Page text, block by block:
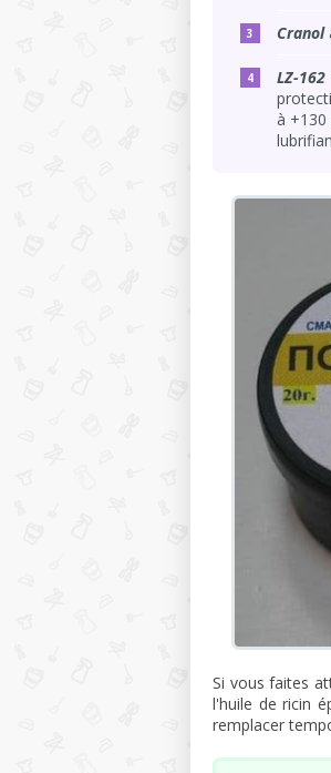
Cranol
LZ-162
à +130
Si vous faites
l'huile de ricin
remplacer